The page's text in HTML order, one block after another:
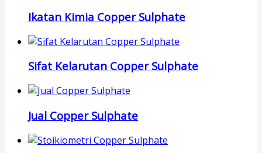
Ikatan Kimia Copper Sulphate
Sifat Kelarutan Copper Sulphate
Jual Copper Sulphate